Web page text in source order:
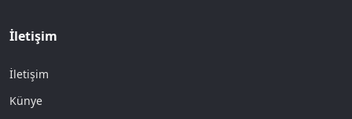
İletişim
İletişim
Künye